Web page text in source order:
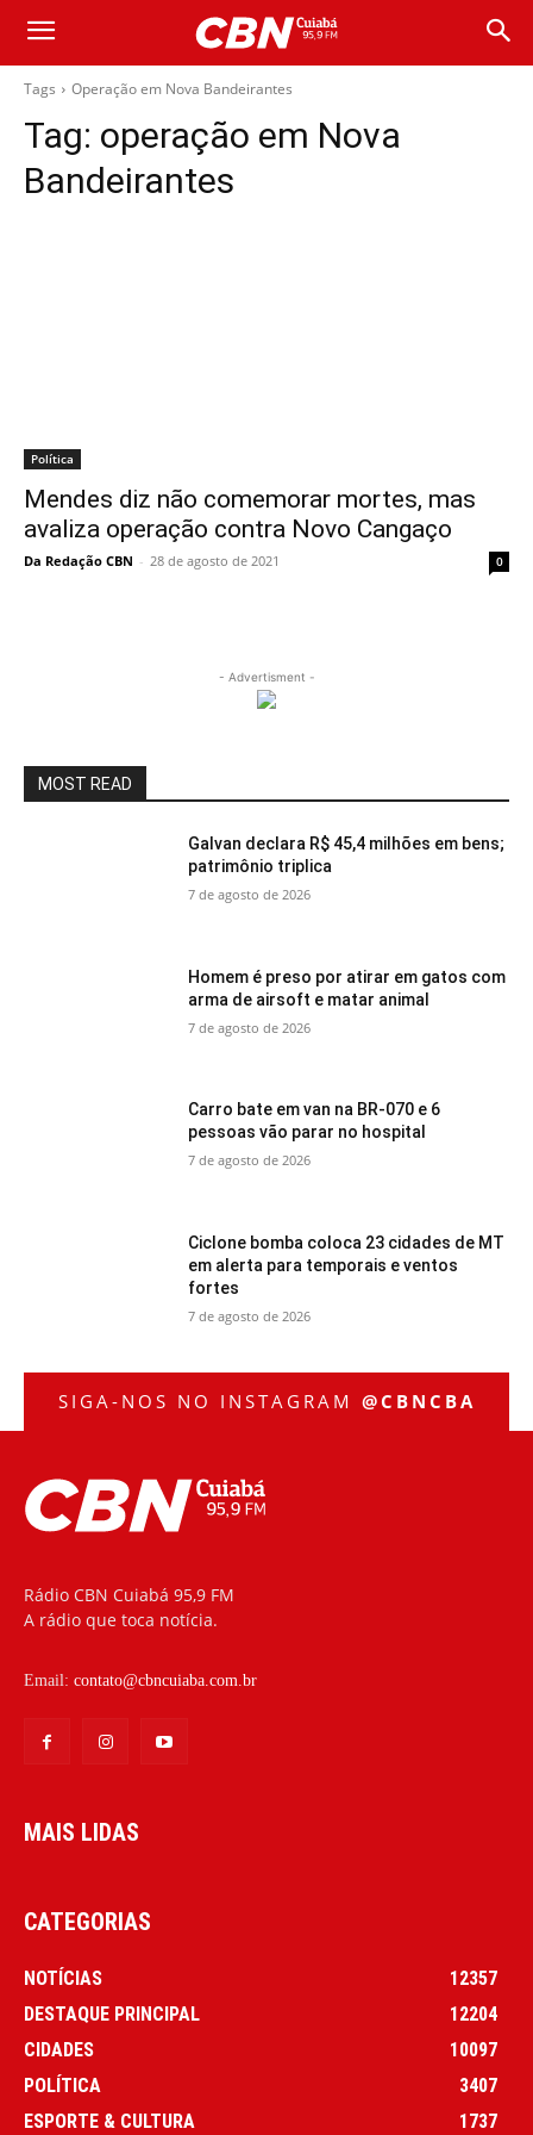
Tags Operação em Nova Bandeirantes
Tag: operação em Nova
Bandeirantes
Política
Mendes diz não comemorar mortes, mas
avaliza operação contra Novo Cangaço
Da Redação CBN - 28 de agosto de 2021 0
- Advertisment -
MOST READ
Galvan declara R$ 45,4 milhões em bens;
patrimônio triplica
7 de agosto de 2026
Homem é preso por atirar em gatos com
arma de airsoft e matar animal
7 de agosto de 2026
Carro bate em van na BR-070 e 6
pessoas vão parar no hospital
7 de agosto de 2026
Ciclone bomba coloca 23 cidades de MT
em alerta para temporais e ventos
fortes
7 de agosto de 2026
SIGA-NOS NO INSTAGRAM @CBNCBA
Rádio CBN Cuiabá 95,9 FM
A rádio que toca notícia.
Email: contato@cbncuiaba.com.br
MAIS LIDAS
CATEGORIAS
NOTÍCIAS
12357
DESTAQUE PRINCIPAL
12204
CIDADES
10097
POLÍTICA
3407
ESPORTE & CULTURA
1737